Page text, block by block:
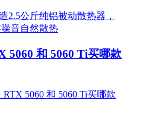
5060 和 5060 Ti买哪款